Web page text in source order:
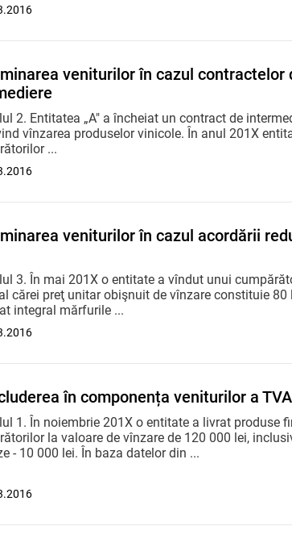
veniturilor în cazul contractelor
2. Entitatea „A" a încheiat un contract de
vînzarea produselor vinicole. În anul 201X
...
veniturilor în cazul acordării
3. În mai 201X o entitate a vîndut unui
cărei preţ unitar obişnuit de vînzare constituie 80
integral mărfurile ...
în componența veniturilor a
1. În noiembrie 201X o entitate a livrat produse
la valoare de vînzare de 120 000 lei,
- 10 000 lei. În baza datelor din ...